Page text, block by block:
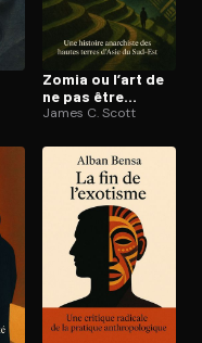
Zomia ou l’art de
ne pas être
gouverné
James C. Scott